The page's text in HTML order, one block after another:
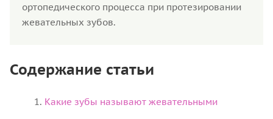
ортопедического процесса при протезировании
жевательных зубов.
Содержание статьи
Какие зубы называют жевательными